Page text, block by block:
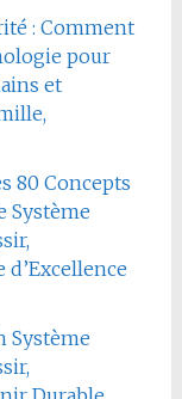
: Comment
pour
et
80 Concepts
Système
d’Excellence
Système